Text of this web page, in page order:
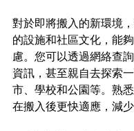
對於即將搬入的新環境
的設施和社區文化，能
慮。您可以透過網絡查
資訊，甚至親自去探索
市、學校和公園等。熟
在搬入後更快適應，減少